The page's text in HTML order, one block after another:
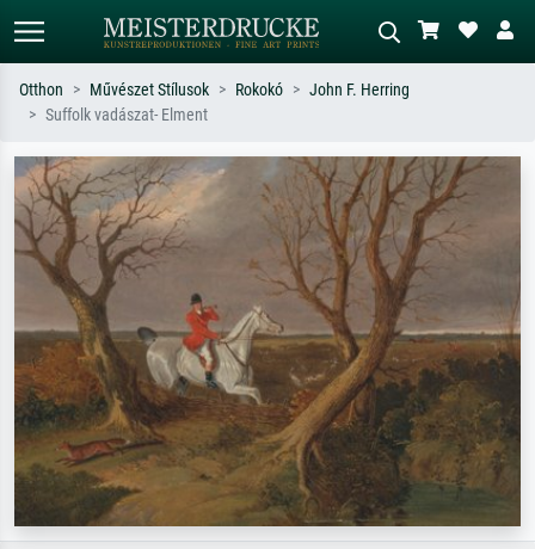
Keressen művész, műcím vagy stílus
szerint – pl. Monet, Csillagos éj,
impresszionizmus, Hokusai-hullám,
akt.
Írja le a jelenetet – pl. zöld rét, sok
piros absztrakt, sötét olajkép, álló akt
egy fa mellett.
Otthon Művészet Stílusok Rokokó
John F. Herring
Suffolk vadászat- Elment